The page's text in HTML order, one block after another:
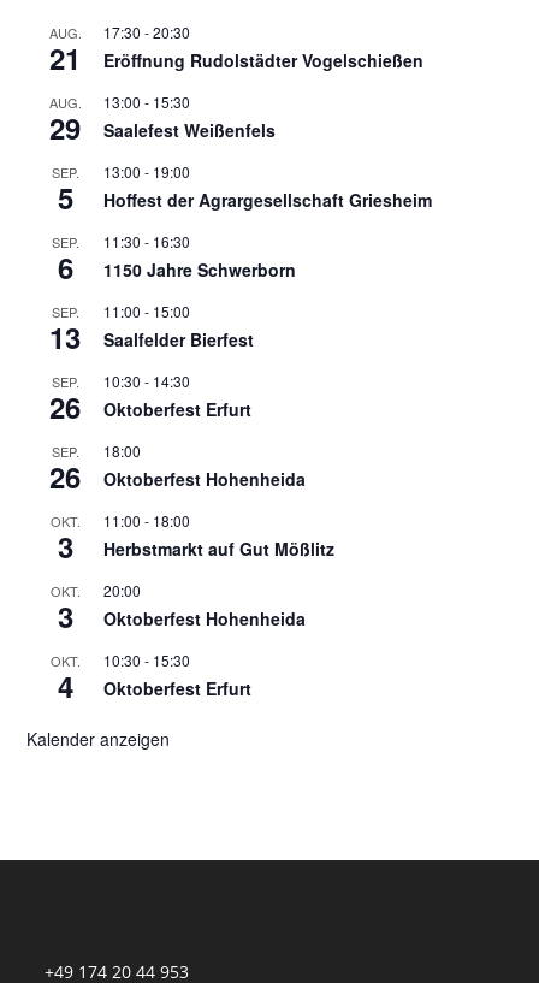
AUG.
21
17:30 -20:30
Eröffnung Rudolstädter Vogelschießen
AUG.
29
13:00 - 15:30
Saalefest Weißenfels
SEP.
5
13:00 - 19:00
Hoffest der Agrargesellschaft Griesheim
SEP.
6
11:30 - 16:30
1150 Jahre Schwerborn
SEP.
13
11:00 - 15:00
Saalfelder Bierfest
SEP.
26
10:30 - 14:30
Oktoberfest Erfurt
SEP.
26
18:00
Oktoberfest Hohenheida
OKT.
3
11:00 - 18:00
Herbstmarkt auf Gut Mößlitz
OKT.
3
20:00
Oktoberfest Hohenheida
OKT.
4
10:30 - 15:30
Oktoberfest Erfurt
Kalender anzeigen
+49 174 20 44 953